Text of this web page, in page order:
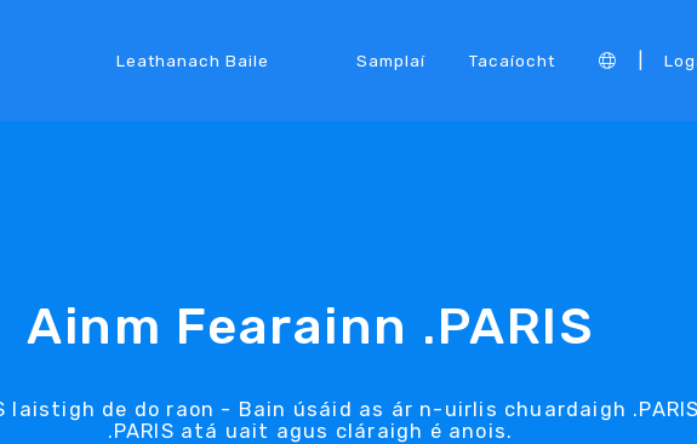
Leathanach Baile Samplaí Tacaíocht
Ainm Fearainn .PARIS
laistigh de do raon - Bain úsáid as ár n-uirlis chuardaigh
.PARIS atá uait agus cláraigh é anois.